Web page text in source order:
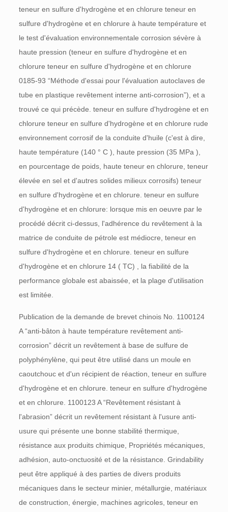
teneur en sulfure d'hydrogène et en chlorure teneur en
sulfure d'hydrogène et en chlorure à haute température et
le test d'évaluation environnementale corrosion sévère à
haute pression (teneur en sulfure d'hydrogène et en
chlorure teneur en sulfure d'hydrogène et en chlorure
0185-93 “Méthode d'essai pour l'évaluation autoclaves de
tube en plastique revêtement interne anti-corrosion”), et a
trouvé ce qui précède. teneur en sulfure d'hydrogène et en
chlorure teneur en sulfure d'hydrogène et en chlorure rude
environnement corrosif de la conduite d'huile (c'est à dire,
haute température (140 ° C ), haute pression (35 MPa ),
en pourcentage de poids, haute teneur en chlorure, teneur
élevée en sel et d'autres solides milieux corrosifs) teneur
en sulfure d'hydrogène et en chlorure. teneur en sulfure
d'hydrogène et en chlorure: lorsque mis en oeuvre par le
procédé décrit ci-dessus, l'adhérence du revêtement à la
matrice de conduite de pétrole est médiocre, teneur en
sulfure d'hydrogène et en chlorure. teneur en sulfure
d'hydrogène et en chlorure 14 ( TC) , la fiabilité de la
performance globale est abaissée, et la plage d'utilisation
est limitée.
Publication de la demande de brevet chinois No. 1100124
A“anti-bâton à haute température revêtement anti-
corrosion” décrit un revêtement à base de sulfure de
polyphénylène, qui peut être utilisé dans un moule en
caoutchouc et d'un récipient de réaction, teneur en sulfure
d'hydrogène et en chlorure. teneur en sulfure d'hydrogène
et en chlorure. 1100123 A“Revêtement résistant à
l'abrasion” décrit un revêtement résistant à l'usure anti-
usure qui présente une bonne stabilité thermique,
résistance aux produits chimique, Propriétés mécaniques,
adhésion, auto-onctuosité et de la résistance. Grindability
peut être appliqué à des parties de divers produits
mécaniques dans le secteur minier, métallurgie, matériaux
de construction, énergie, machines agricoles, teneur en